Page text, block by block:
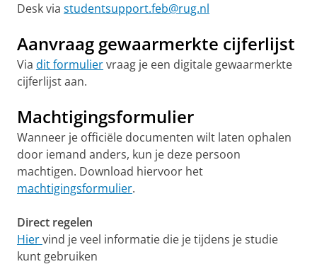
Desk via studentsupport.feb@rug.nl
Aanvraag gewaarmerkte cijferlijst
Via dit formuliervraag je een digitale gewaarmerkte
cijferlijst aan.
Machtigingsformulier
Wanneer je officiële documenten wilt laten ophalen
door iemand anders, kun je deze persoon
machtigen. Download hiervoor het
machtigingsformulier.
Direct regelen
Hiervind je veel informatie die je tijdens je studie
kunt gebruiken